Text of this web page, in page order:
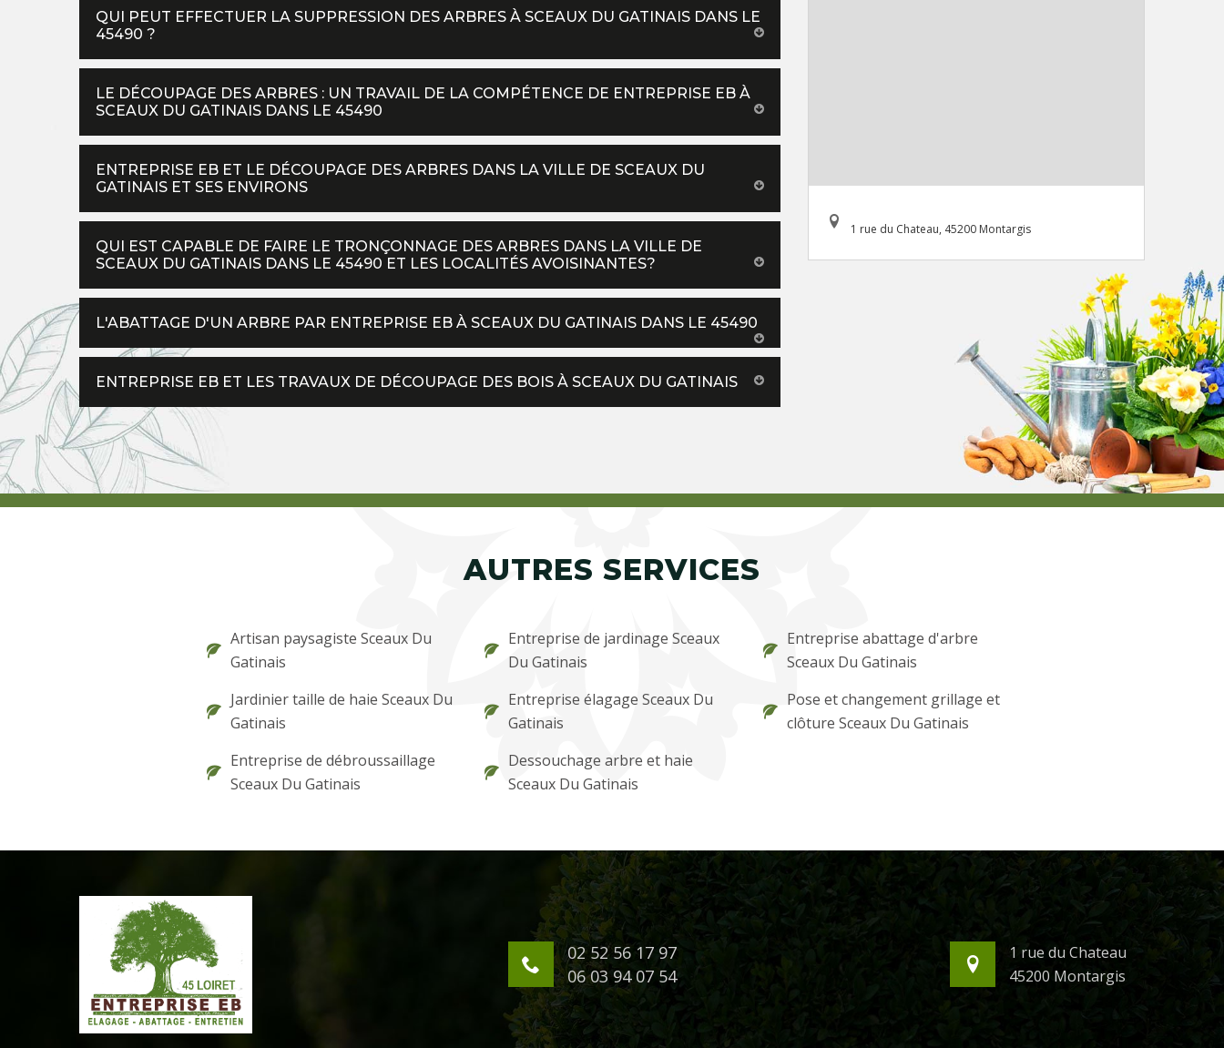
QUI PEUT EFFECTUER LA SUPPRESSION DES ARBRES À SCEAUX DU GATINAIS DANS LE
45490 ?
LE DÉCOUPAGE DES ARBRES : UN TRAVAIL DE LA COMPÉTENCE DE ENTREPRISE EB À
SCEAUX DU GATINAIS DANS LE 45490
ENTREPRISE EB ET LE DÉCOUPAGE DES ARBRES DANS LA VILLE DE SCEAUX DU
GATINAIS ET SES ENVIRONS
QUI EST CAPABLE DE FAIRE LE TRONÇONNAGE DES ARBRES DANS LA VILLE DE
SCEAUX DU GATINAIS DANS LE 45490 ET LES LOCALITÉS AVOISINANTES?
L'ABATTAGE D'UN ARBRE PAR ENTREPRISE EB À SCEAUX DU GATINAIS DANS LE 45490
ENTREPRISE EB ET LES TRAVAUX DE DÉCOUPAGE DES BOIS À SCEAUX DU GATINAIS
1 rue du Chateau, 45200 Montargis
AUTRES SERVICES
Artisan paysagiste Sceaux Du
Gatinais
Jardinier taille de haie Sceaux Du
Gatinais
Entreprise de débroussaillage
Sceaux Du Gatinais
Entreprise de jardinage Sceaux
Du Gatinais
Entreprise élagage Sceaux Du
Gatinais
Dessouchage arbre et haie
Sceaux Du Gatinais
Entreprise abattage d'arbre
Sceaux Du Gatinais
Pose et changement grillage et
clôture Sceaux Du Gatinais
02 52 56 17 97
06 03 94 07 54
1 rue du Chateau
45200 Montargis